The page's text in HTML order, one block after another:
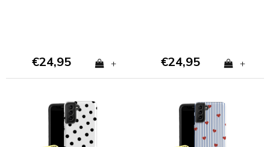
€24,95 + €24,95 +